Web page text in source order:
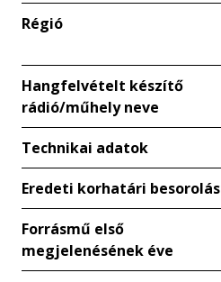
Régió
Hangfelvételt készítő
rádió/műhely neve
Technikai adatok
Eredeti korhatári besorolás
Forrásmű első
megjelenésének éve